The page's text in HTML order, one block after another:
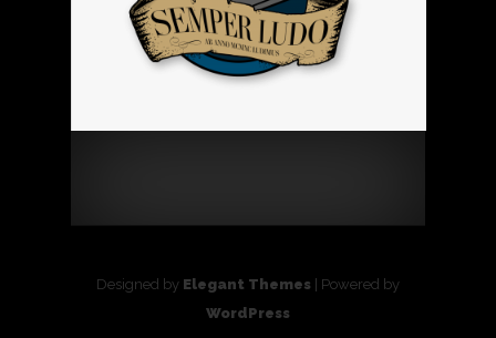
Designed by Elegant Themes | Powered by
WordPress